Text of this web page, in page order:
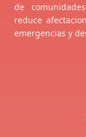
de
reduce
emergencias y